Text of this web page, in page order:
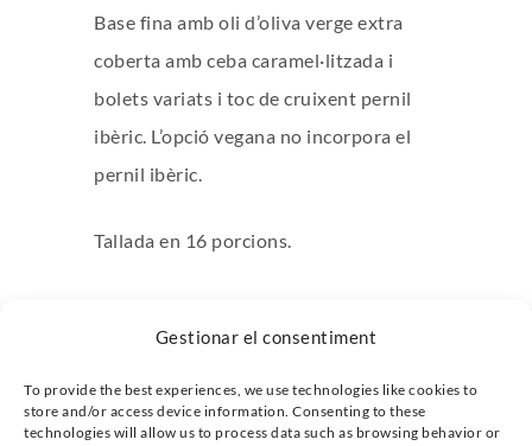
Gestionar el consentiment
To provide the best experiences, we use technologies like cookies to
store and/or access device information. Consenting to these
technologies will allow us to process data such as browsing behavior or
Base fina amb oli d’oliva verge extra
coberta amb ceba caramel·litzada i
bolets variats i toc de cruixent pernil
ibèric. L’opció vegana no incorpora el
pernil ibèric.
Tallada en 16 porcions.
quantitat